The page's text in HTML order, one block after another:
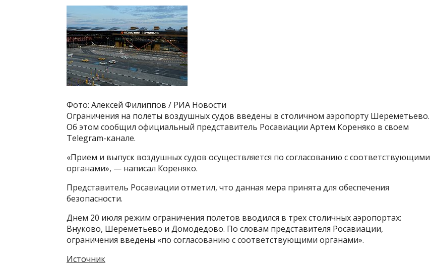
Фото: Алексей Филиппов / РИА Новости
Ограничения на полеты воздушных судов введены в столичном аэропорту Шереметьево.
Об этом сообщил официальный представитель Росавиации Артем Кореняко в своем
Telegram-канале.
«Прием и выпуск воздушных судов осуществляется по согласованию с соответствующими
органами», — написал Кореняко.
Представитель Росавиации отметил, что данная мера принята для обеспечения
безопасности.
Днем 20 июля режим ограничения полетов вводился в трех столичных аэропортах:
Внуково, Шереметьево и Домодедово. По словам представителя Росавиации,
ограничения введены «по согласованию с соответствующими органами».
Источник